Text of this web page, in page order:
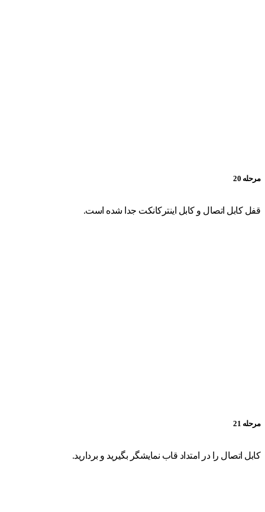
مرحله 20
قفل کابل اتصال و کابل اینترکانکت جدا شده است.
مرحله 21
کابل اتصال را در امتداد قاب نمایشگر بگیرید و بردارید.